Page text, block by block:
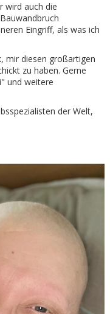
wird auch die
Eingriff, als was ich
mir diesen großartigen
zu haben. Gerne
und weitere
der Welt,